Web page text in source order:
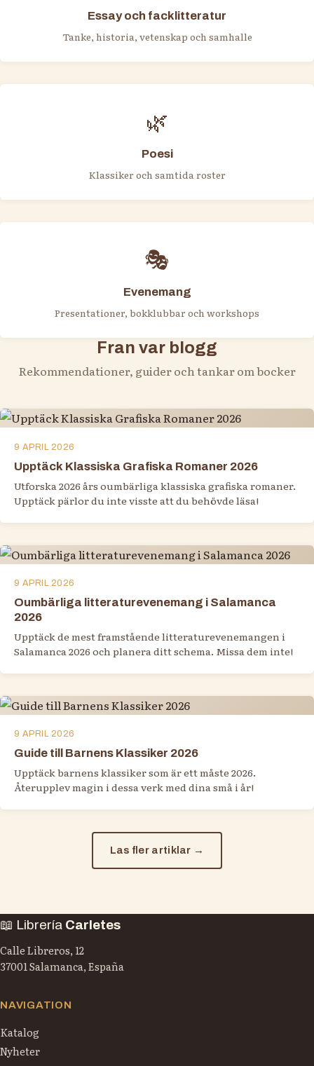
Essay och facklitteratur
Tanke, historia, vetenskap och samhalle
🌿
Poesi
Klassiker och samtida roster
🎭
Evenemang
Presentationer, bokklubbar och workshops
Fran var blogg
Rekommendationer, guider och tankar om bocker
9 APRIL 2026
Upptäck Klassiska Grafiska Romaner 2026
Utforska 2026 års oumbärliga klassiska grafiska romaner.
Upptäck pärlor du inte visste att du behövde läsa!
9 APRIL 2026
Oumbärliga litteraturevenemang i Salamanca
2026
Upptäck de mest framstående litteraturevenemangen i
Salamanca 2026 och planera ditt schema. Missa dem inte!
9 APRIL 2026
Guide till Barnens Klassiker 2026
Upptäck barnens klassiker som är ett måste 2026.
Återupplev magin i dessa verk med dina små i år!
Las fler artiklar →
📖 Librería Carletes
Calle Libreros, 12
37001 Salamanca, España
NAVIGATION
Katalog
Nyheter